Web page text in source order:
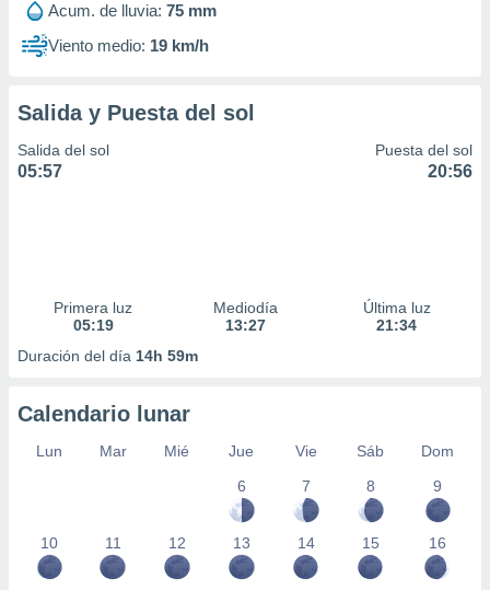
Acum. de lluvia: 75 mm
Viento medio: 19 km/h
Salida y Puesta del sol
Salida del sol
05:57
Puesta del sol
20:56
Primera luz
05:19
Mediodía
13:27
Última luz
21:34
Duración del día 14h 59m
Calendario lunar
Lun Mar Mié Jue Vie Sáb
Dom
6
7 8 9
10 11 12 13 14 15 16